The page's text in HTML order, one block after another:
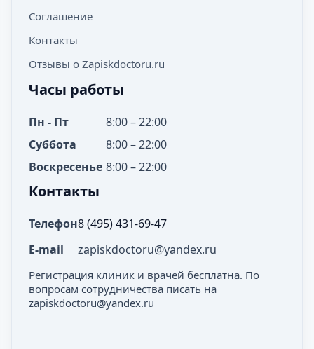
Соглашение
Контакты
Отзывы о Zapiskdoctoru.ru
Часы работы
Пн - Пт
8:00 – 22:00
Суббота
8:00 – 22:00
Воскресенье 8:00 – 22:00
Контакты
Телефон8 (495) 431-69-47
E-mail
zapiskdoctoru@yandex.ru
Регистрация клиник и врачей бесплатна. По
вопросам сотрудничества писать на
zapiskdoctoru@yandex.ru